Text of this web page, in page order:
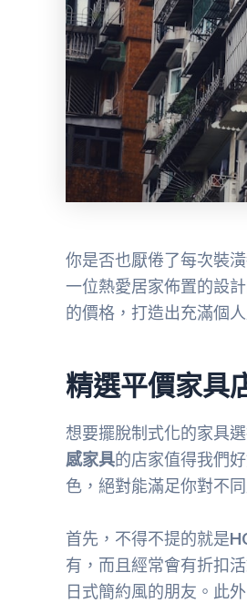
你是否也厭倦了每次裝
一位熱愛居家佈置的設
的價格，打造出充滿個
精選平價家具
想要擺脫制式化的家具
感家具的店家值得我們
色，絕對能滿足你對不
首先，不得不提的就是
有，而且經常會有折扣
日式簡約風的朋友。此